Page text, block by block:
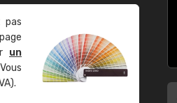
pas
un